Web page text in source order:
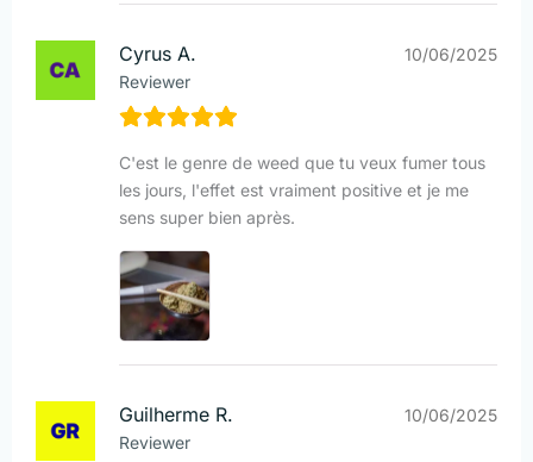
Cyrus A.
Reviewer
10/06/2025
C'est le genre de weed que tu veux fumer tous
les jours, l'effet est vraiment positive et je me
sens super bien après.
Guilherme R.
Reviewer
10/06/2025